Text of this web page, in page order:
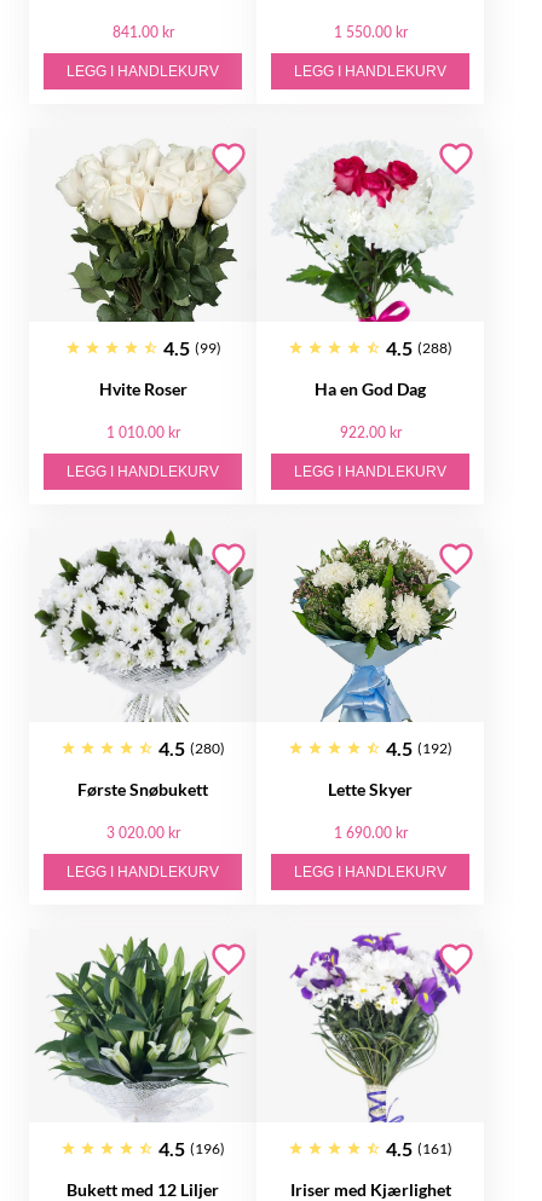
841.00 kr
LEGG I HANDLEKURV
1 550.00 kr
LEGG I HANDLEKURV
4.5 (99)
Hvite Roser
1 010.00 kr
LEGG I HANDLEKURV
4.5 (288)
Ha en God Dag
922.00 kr
LEGG I HANDLEKURV
4.5 (280)
Første Snøbukett
3 020.00 kr
LEGG I HANDLEKURV
4.5 (192)
Lette Skyer
1 690.00 kr
LEGG I HANDLEKURV
4.5 (196)
Bukett med 12 Liljer
4.5 (161)
Iriser med Kjærlighet